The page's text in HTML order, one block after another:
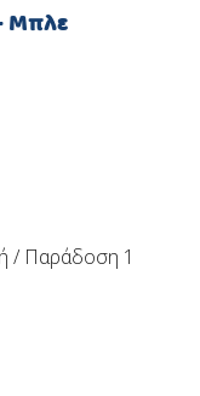
Μπλε
/ Παράδoση 1